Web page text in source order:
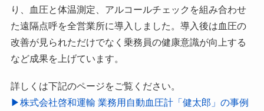
り、血圧と体温測定、アルコールチェックを組み合わせ
た遠隔点呼を全営業所に導入しました。導入後は血圧の
改善が見られただけでなく乗務員の健康意識が向上する
など成果を上げています。
詳しくは下記のページをご覧ください。
▶︎株式会社啓和運輸 業務用自動血圧計「健太郎」の事例